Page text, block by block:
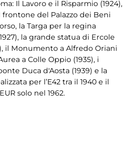
Il Lavoro e il Risparmio (1924),
del Palazzo dei Beni
la Targa per la regina
la grande statua di Ercole
il Monumento a Alfredo Oriani
a Colle Oppio (1935), i
Duca d'Aosta (1939) e la
per l’E42 tra il 1940 e il
solo nel 1962.